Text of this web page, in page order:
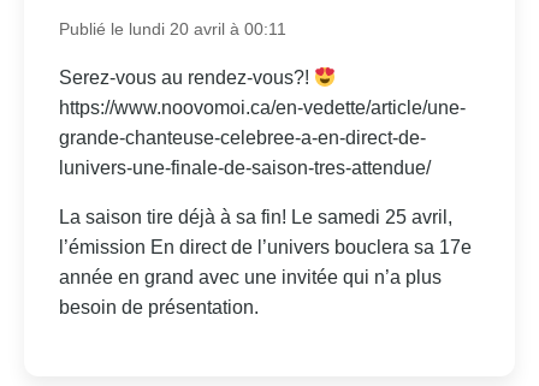
Publié le lundi 20 avril à 00:11
Serez-vous au rendez-vous?!
https://www.noovomoi.ca/en-vedette/article/une-
grande-chanteuse-celebree-a-en-direct-de-
lunivers-une-finale-de-saison-tres-attendue/
La saison tire déjà à sa fin! Le samedi 25 avril,
l’émission En direct de l’univers bouclera sa 17e
année en grand avec une invitée qui n’a plus
besoin de présentation.